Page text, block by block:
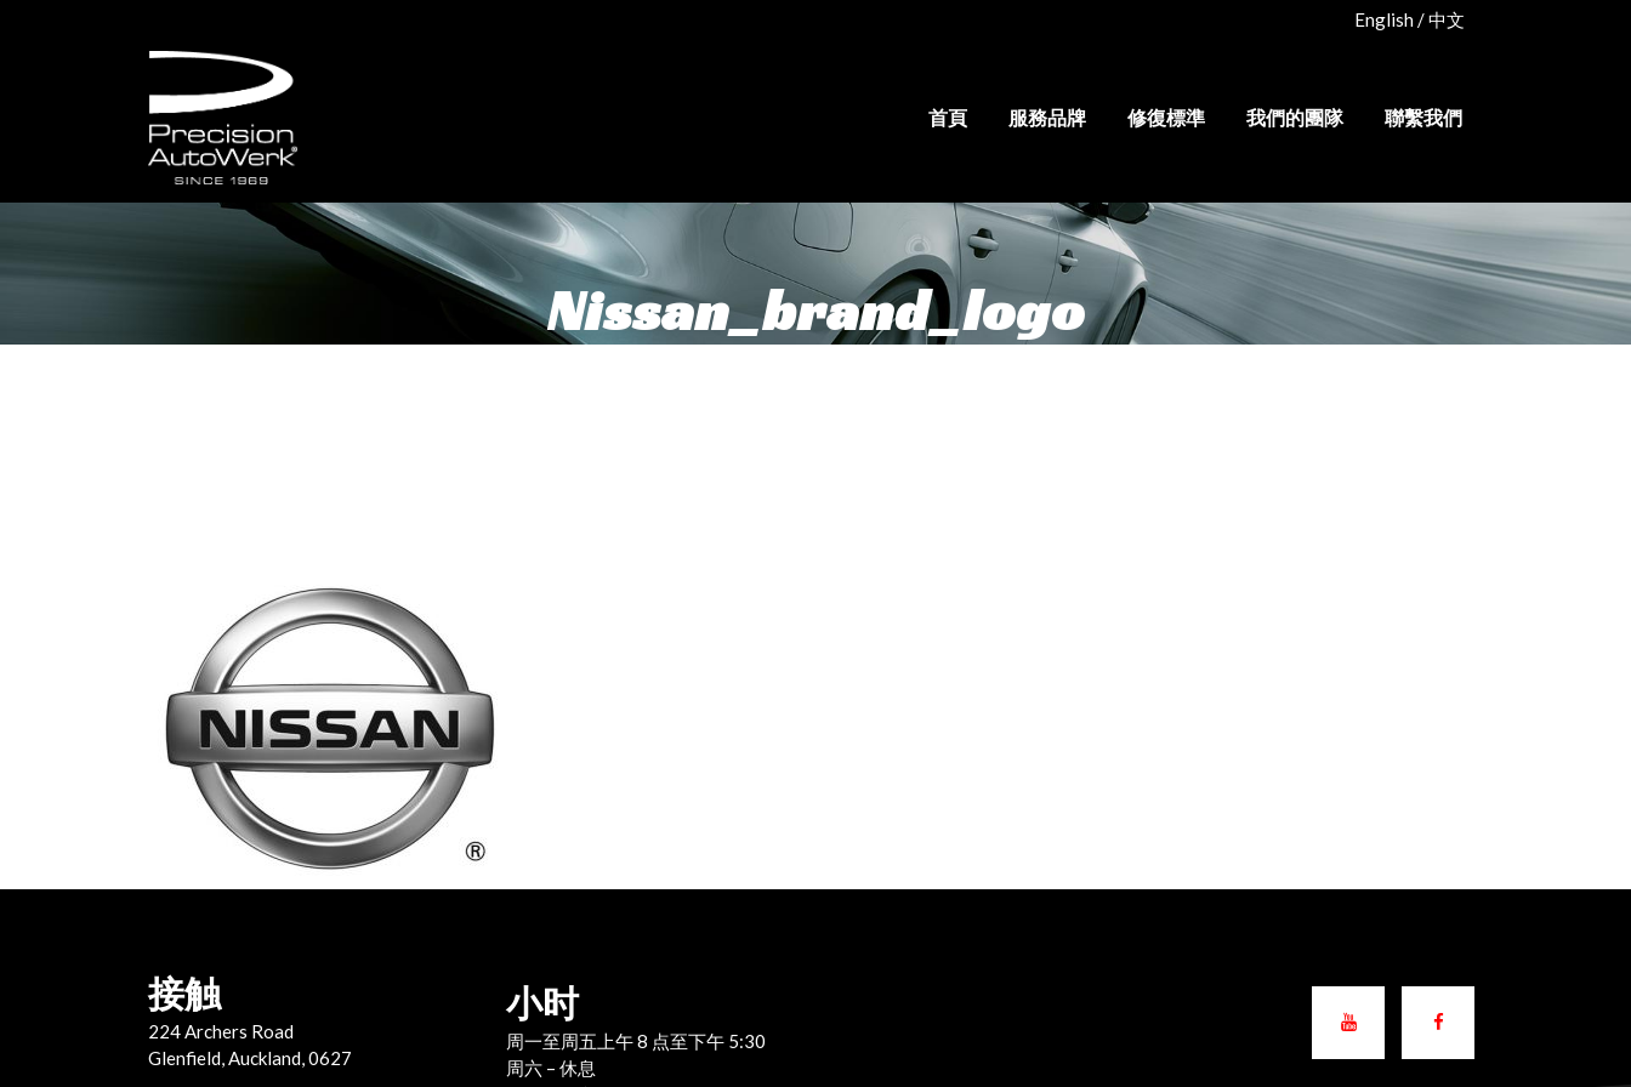
English/中文
首頁 服務品牌 修復標準 我們的團隊 聯繫我們
Nissan_brand_logo
接触
224 Archers Road
Glenfield, Auckland, 0627
小时
周一至周五上午 8 点至下午 5:30
周六 – 休息